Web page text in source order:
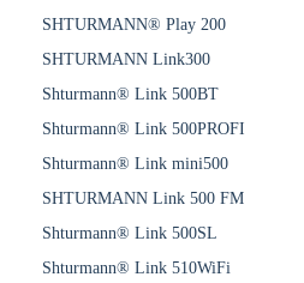
SHTURMANN® Play 200
SHTURMANN Link300
Shturmann® Link 500BT
Shturmann® Link 500PROFI
Shturmann® Link mini500
SHTURMANN Link 500 FM
Shturmann® Link 500SL
Shturmann® Link 510WiFi